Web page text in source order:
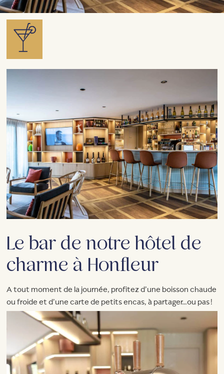
Le bar de notre hôtel de
charme à Honfleur
A tout moment de la journée, profitez d’une boisson chaude
ou froide et d’une carte de petits encas, à partager…ou pas !